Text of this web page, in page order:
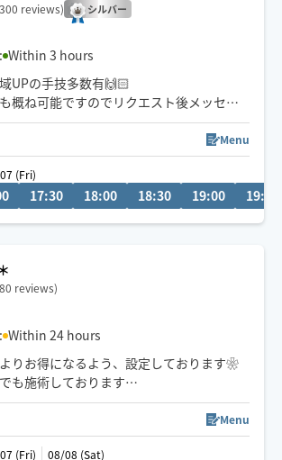
🐥🍀reviews) シルバー
Within 3 hours
UPの手技多数有🙌🏻
概ね可能ですのでリクエスト後メッセー
致します🫶🏻
または自転車で向かいます
分以上かかる場所や不衛生な場所での施
お客様は予約時にチャットでメッセージ
して向かえます🥹💬
Menu
(Fri)
17:30 18:00 18:30 19:00 19:30
reviews)
Within 24 hours
りお得になるよう、設定しております❀
も施術しております
スの心地よいリズムと圧で、お客様一人一
術を心がけており、
Menu
(Fri) 08/08 (Sat)